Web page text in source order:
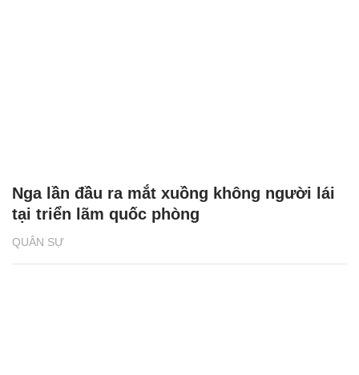
QUÂN SỰ
Nga lần đầu ra mắt xuồng không người lái
tại triển lãm quốc phòng